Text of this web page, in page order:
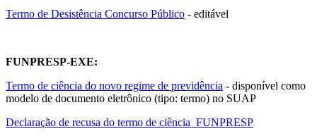
Termo de Desistência Concurso Público - editável
FUNPRESP-EXE:
Termo de ciência do novo regime de previdência - disponível como
modelo de documento eletrônico (tipo: termo) no SUAP
Declaração de recusa do termo de ciência_FUNPRESP